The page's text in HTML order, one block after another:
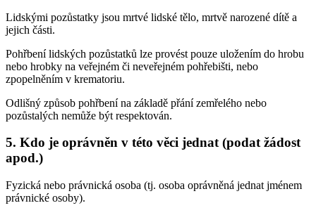
Lidskými pozůstatky jsou mrtvé lidské tělo, mrtvě narozené dítě a
jejich části.
Pohřbení lidských pozůstatků lze provést pouze uložením do hrobu
nebo hrobky na veřejném či neveřejném pohřebišti, nebo
zpopelněním v krematoriu.
Odlišný způsob pohřbení na základě přání zemřelého nebo
pozůstalých nemůže být respektován.
5. Kdo je oprávněn v této věci jednat (podat žádost
apod.)
Fyzická nebo právnická osoba (tj. osoba oprávněná jednat jménem
právnické osoby).